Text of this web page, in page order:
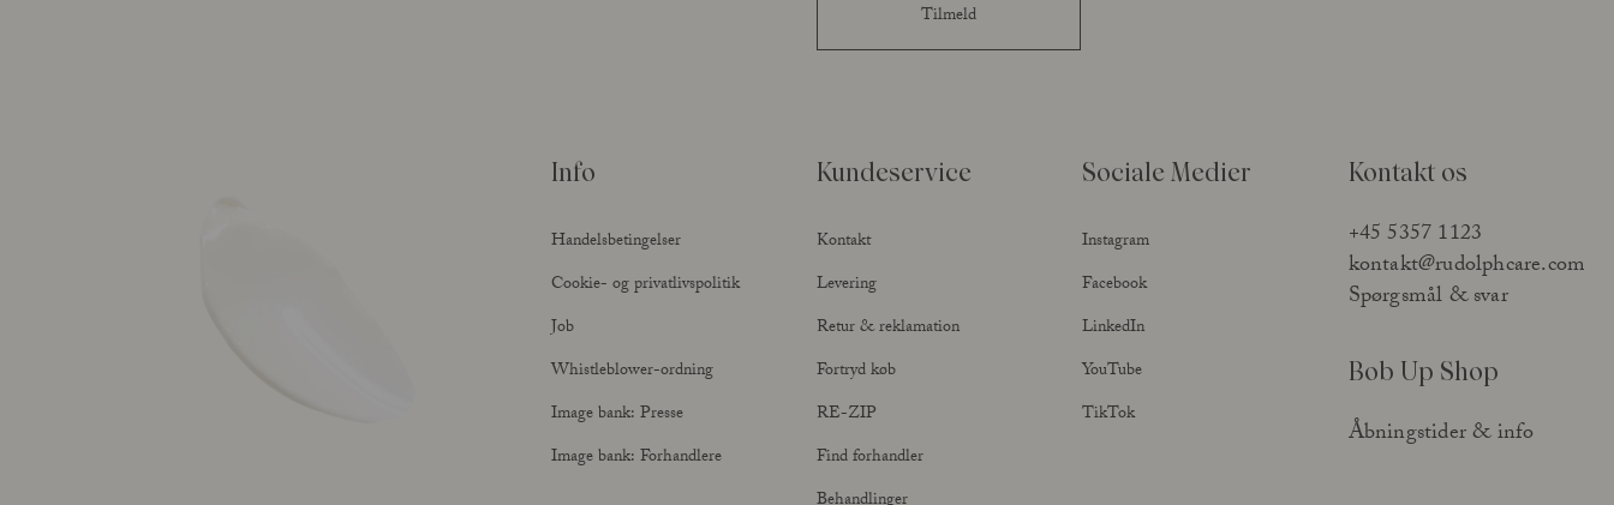
Tilmeld
Info
Handelsbetingelser
Cookie- og privatlivspolitik
Job
Whistleblower-ordning
Image bank: Presse
Image bank: Forhandlere
Kundeservice
Kontakt
Levering
Retur & reklamation
Fortryd køb
RE-ZIP
Find forhandler
Sociale Medier
Instagram
Facebook
LinkedIn
YouTube
TikTok
Kontakt os
+45 5357 1123
kontakt@rudolphcare.com
Spørgsmål & svar
Bob Up Shop
Åbningstider & info